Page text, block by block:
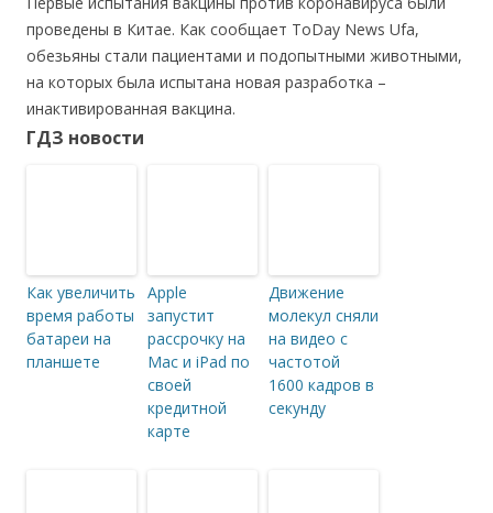
проведены в Китае. Как сообщает ToDay News Ufa,
обезьяны стали пациентами и подопытными животными,
на которых была испытана новая разработка –
инактивированная вакцина.
ГДЗ новости
Как увеличить
время работы
батареи на
планшете
Apple
запустит
рассрочку на
Mac и iPad по
своей
кредитной
карте
Движение
молекул сняли
на видео с
частотой
1600 кадров в
секунду